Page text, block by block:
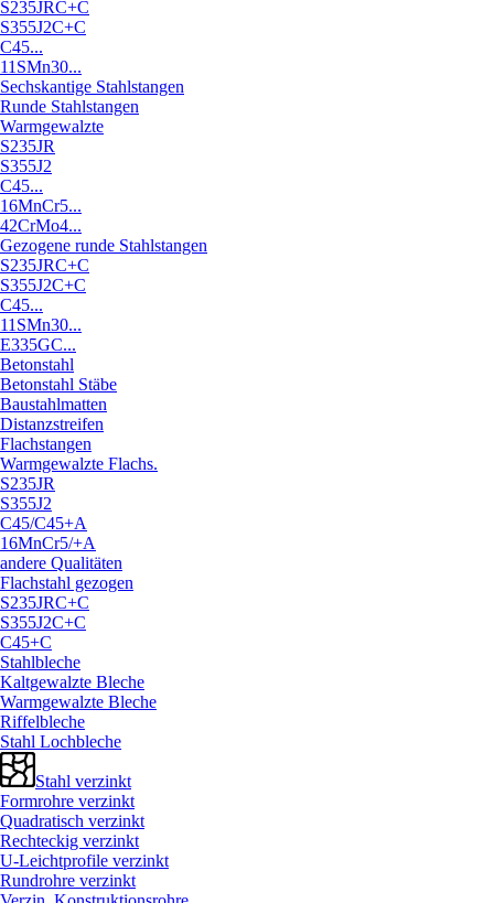
S235JRC+C
S355J2C+C
C45...
11SMn30...
Sechskantige Stahlstangen
Runde Stahlstangen
Warmgewalzte
S235JR
S355J2
C45...
16MnCr5...
42CrMo4...
Gezogene runde Stahlstangen
S235JRC+C
S355J2C+C
C45...
11SMn30...
E335GC...
Betonstahl
Betonstahl Stäbe
Baustahlmatten
Distanzstreifen
Flachstangen
Warmgewalzte Flachs.
S235JR
S355J2
C45/C45+A
16MnCr5/+A
andere Qualitäten
Flachstahl gezogen
S235JRC+C
S355J2C+C
C45+C
Stahlbleche
Kaltgewalzte Bleche
Warmgewalzte Bleche
Riffelbleche
Stahl Lochbleche
Stahl verzinkt
Formrohre verzinkt
Quadratisch verzinkt
Rechteckig verzinkt
U-Leichtprofile verzinkt
Rundrohre verzinkt